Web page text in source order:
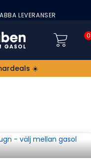
LEVERANSER
0
☀️